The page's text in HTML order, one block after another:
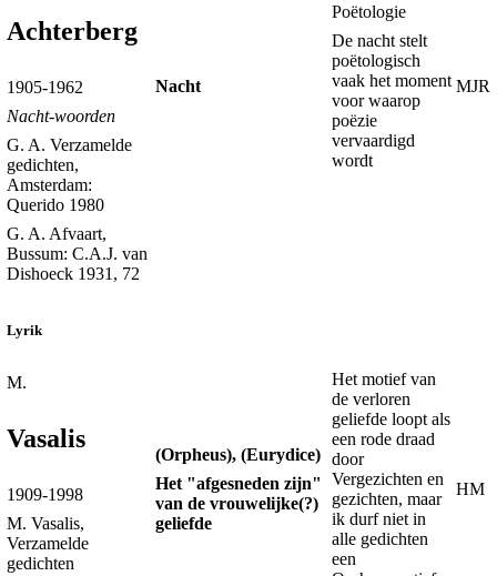
Achterberg
1905-1962
Nacht-woorden
G. A. Verzamelde
gedichten,
Amsterdam:
Querido 1980
G. A. Afvaart,
Bussum: C.A.J. van
Dishoeck 1931, 72
Nacht
Poëtologie
De nacht stelt
poëtologisch
vaak het moment
voor waarop
poëzie
vervaardigd
wordt
MJR
Lyrik
M.
Vasalis
1909-1998
M. Vasalis,
Verzamelde
gedichten
(Orpheus), (Eurydice)
Het "afgesneden zijn"
van de vrouwelijke(?)
geliefde
Het motief van
de verloren
geliefde loopt als
een rode draad
door
Vergezichten en
gezichten, maar
ik durf niet in
alle gedichten
een
HM